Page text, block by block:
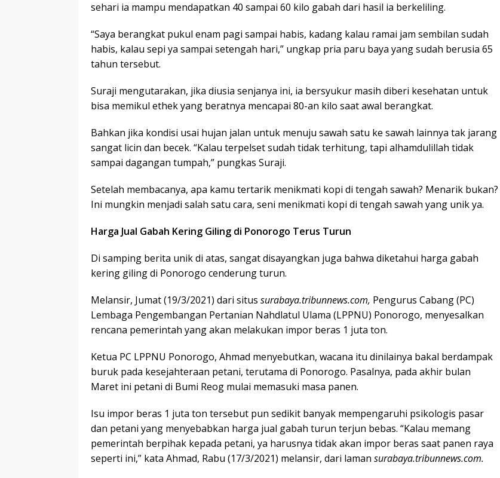
sehari ia mampu mendapatkan 40 sampai 60 kilo gabah dari hasil ia berkeliling.
“Saya berangkat pukul enam pagi sampai habis, kadang kalau ramai jam sembilan sudah
habis, kalau sepi ya sampai setengah hari,” ungkap pria paru baya yang sudah berusia 65
tahun tersebut.
Suraji mengutarakan, jika diusia senjanya ini, ia bersyukur masih diberi kesehatan untuk
bisa memikul ethek yang beratnya mencapai 80-an kilo saat awal berangkat.
Bahkan jika kondisi usai hujan jalan untuk menuju sawah satu ke sawah lainnya tak jarang
sangat licin dan becek. “Kalau terpelset sudah tidak terhitung, tapi alhamdulillah tidak
sampai dagangan tumpah,” pungkas Suraji.
Setelah membacanya, apa kamu tertarik menikmati kopi di tengah sawah? Menarik bukan?
Ini mungkin menjadi salah satu cara, seni menikmati kopi di tengah sawah yang unik ya.
Harga Jual Gabah Kering Giling di Ponorogo Terus Turun
Di samping berita unik di atas, sangat disayangkan juga bahwa diketahui harga gabah
kering giling di Ponorogo cenderung turun.
Melansir, Jumat (19/3/2021) dari situs surabaya.tribunnews.com, Pengurus Cabang (PC)
Lembaga Pengembangan Pertanian Nahdlatul Ulama (LPPNU) Ponorogo, menyesalkan
rencana pemerintah yang akan melakukan impor beras 1 juta ton.
Ketua PC LPPNU Ponorogo, Ahmad menyebutkan, wacana itu dinilainya bakal berdampak
buruk pada kesejahteraan petani, terutama di Ponorogo. Pasalnya, pada akhir bulan
Maret ini petani di Bumi Reog mulai memasuki masa panen.
Isu impor beras 1 juta ton tersebut pun sedikit banyak mempengaruhi psikologis pasar
dan petani yang menyebabkan harga jual gabah turun terjun bebas. “Kalau memang
pemerintah berpihak kepada petani, ya harusnya tidak akan impor beras saat panen raya
seperti ini,” kata Ahmad, Rabu (17/3/2021) melansir, dari laman surabaya.tribunnews.com.